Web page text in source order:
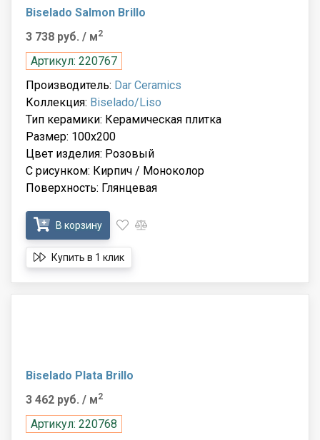
Biselado Salmon Brillo
3 738 руб. / м2
Артикул: 220767
Производитель: Dar Ceramics
Коллекция: Biselado/Liso
Тип керамики: Керамическая плитка
Размер: 100x200
Цвет изделия: Розовый
С рисунком: Кирпич / Моноколор
Поверхность: Глянцевая
В корзину
Купить в 1 клик
Biselado Plata Brillo
3 462 руб. / м2
Артикул: 220768